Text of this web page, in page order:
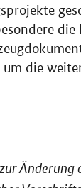
die
die
Änderung